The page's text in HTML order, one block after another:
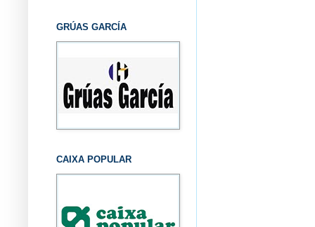
GRÚAS GARCÍA
CAIXA POPULAR